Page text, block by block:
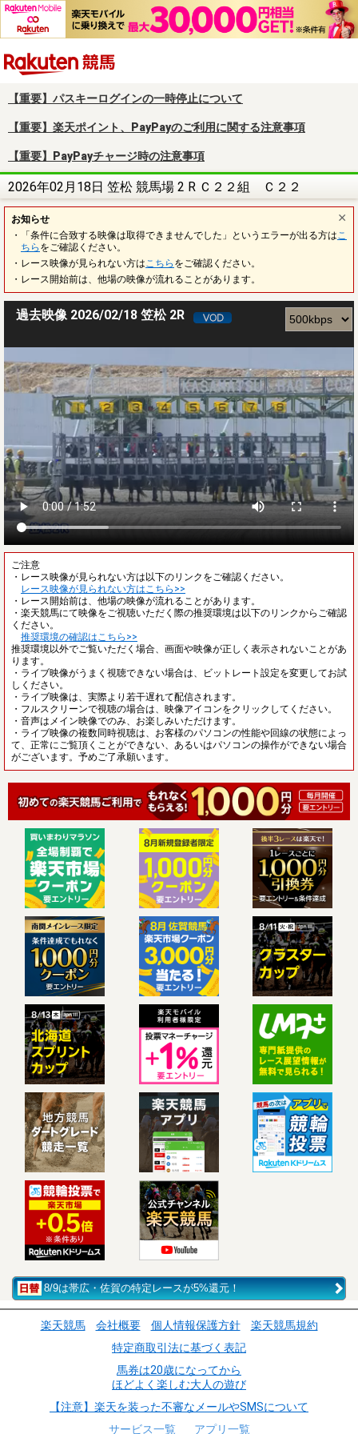
【重要】パスキーログインの一時停止について
【重要】楽天ポイント、PayPayのご利用に関する注意事項
【重要】PayPayチャージ時の注意事項
2026年02月18日 笠松 競馬場 2 R Ｃ２２組 Ｃ２２
お知らせ
・「条件に合致する映像は取得できませんでした」というエラーが出る方は こ
ちら をご確認ください。
・レース映像が見られない方は こちら をご確認ください。
・レース開始前は、他場の映像が流れることがあります。
過去映像 2026/02/18 笠松 2R
ご注意
・レース映像が見られない方は以下のリンクをご確認ください。
レース映像が見られない方はこちら>>
・レース開始前は、他場の映像が流れることがあります。
・楽天競馬にて映像をご視聴いただく際の推奨環境は以下のリンクからご確認
ください。
推奨環境の確認はこちら>>
推奨環境以外でご覧いただく場合、画面や映像が正しく表示されないことがあ
ります。
・ライブ映像がうまく視聴できない場合は、ビットレート設定を変更してお試
しください。
・ライブ映像は、実際より若干遅れて配信されます。
・フルスクリーンで視聴の場合は、映像アイコンをクリックしてください。
・音声はメイン映像でのみ、お楽しみいただけます。
・ライブ映像の複数同時視聴は、お客様のパソコンの性能や回線の状態によっ
て、正常にご覧頂くことができない、あるいはパソコンの操作ができない場合
がございます。予めご了承願います。
8/9は帯広・佐賀の特定レースが5%還元！
楽天競馬 会社概要 個人情報保護方針
楽天競馬規約
特定商取引法に基づく表記
馬券は20歳になってから
ほどよく楽しむ大人の遊び
【注意】楽天を装った不審なメールやSMSについて
サービス一覧
アプリ一覧